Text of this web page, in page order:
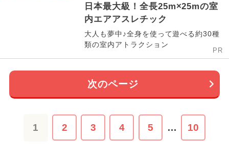
日本最大級！全長25m×25mの室
内エアアスレチック
大人も夢中♪全身を使って遊べる約30種
類の室内アトラクション
PR
次のページ
1 2 3 4 5 … 10